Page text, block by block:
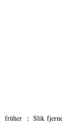
früher ： Slik